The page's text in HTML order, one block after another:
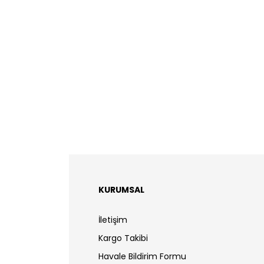
KURUMSAL
İletişim
Kargo Takibi
Havale Bildirim Formu